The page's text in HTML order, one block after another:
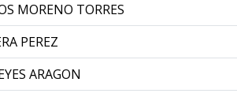
MORENO TORRES
PEREZ
ARAGON